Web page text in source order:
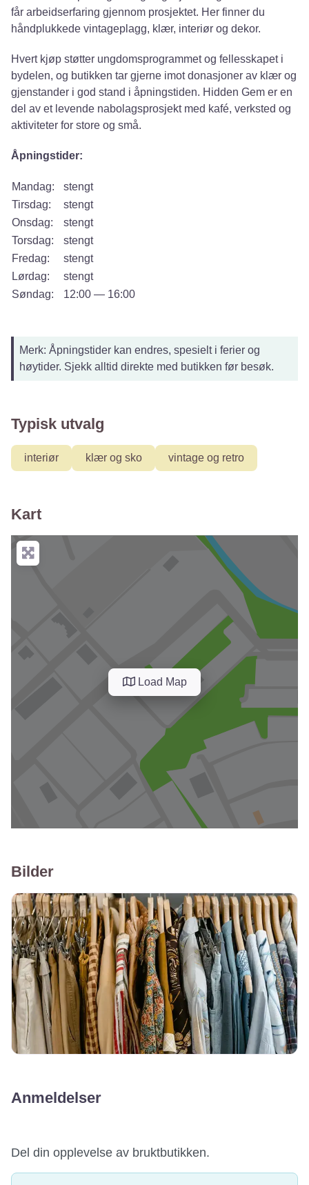
får arbeidserfaring gjennom prosjektet. Her finner du
håndplukkede vintageplagg, klær, interiør og dekor.
Hvert kjøp støtter ungdomsprogrammet og fellesskapet i
bydelen, og butikken tar gjerne imot donasjoner av klær og
gjenstander i god stand i åpningstiden. Hidden Gem er en
del av et levende nabolagsprosjekt med kafé, verksted og
aktiviteter for store og små.
Åpningstider:
Mandag:
stengt
Tirsdag:
stengt
Onsdag:
stengt
Torsdag:
stengt
Fredag:
stengt
Lørdag:
stengt
Søndag:
12:00 — 16:00
Merk: Åpningstider kan endres, spesielt i ferier og
høytider. Sjekk alltid direkte med butikken før besøk.
Typisk utvalg
interiør klær og sko vintage og retro
Kart
Load Map
Bilder
Anmeldelser
Del din opplevelse av bruktbutikken.